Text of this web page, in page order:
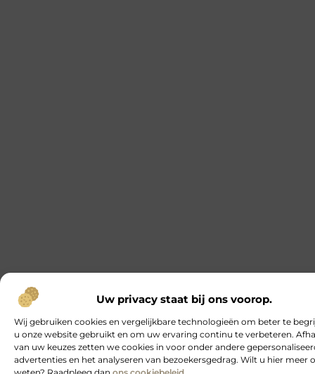
Uw privacy staat bij ons voorop.
Wij gebruiken cookies en vergelijkbare technologieën om beter te
u onze website gebruikt en om uw ervaring continu te verbeteren.
van uw keuzes zetten we cookies in voor onder andere
advertenties en het analyseren van bezoekersgedrag. Wilt u hier meer